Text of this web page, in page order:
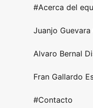
#Acerca del
Juanjo Guevara
Alvaro Bernal
Fran Gallardo
#Contacto